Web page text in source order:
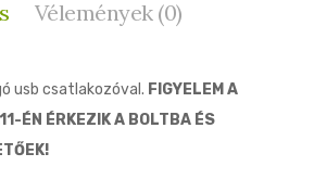
Vélemények (0)
usb csatlakozóval. FIGYELEM A
ÉN ÉRKEZIK A BOLTBA ÉS